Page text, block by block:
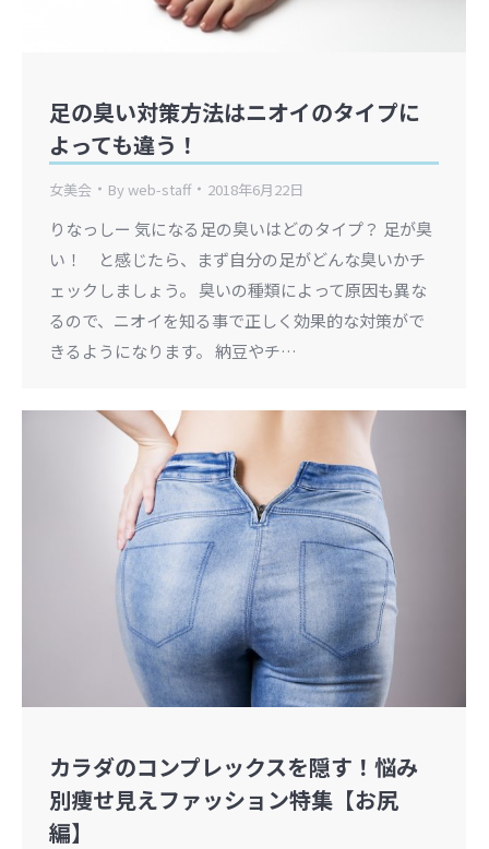
足の臭い対策方法はニオイのタイプに
よっても違う！
女美会 Byweb-staff 2018年6月22日
りなっしー 気になる足の臭いはどのタイプ？ 足が臭
い！ と感じたら、まず自分の足がどんな臭いかチ
ェックしましょう。 臭いの種類によって原因も異な
るので、ニオイを知る事で正しく効果的な対策がで
きるようになります。 納豆やチ…
カラダのコンプレックスを隠す！悩み
別痩せ見えファッション特集【お尻
編】